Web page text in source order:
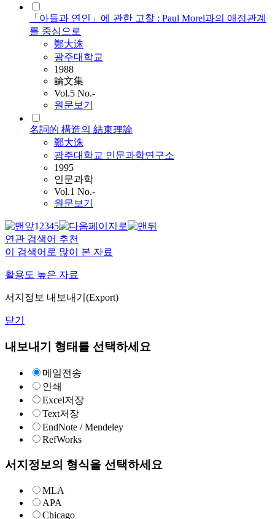
「아들과 연인」에 관한 고찰 : Paul Morel과의 애정관계
를 중심으로
鄭大洙
광주대학교
1988
論文集
Vol.5 No.-
원문보기
名詞的 構造의 結束理論
鄭大洙
광주대학교 인문과학연구소
1995
인문과학
Vol.1 No.-
원문보기
12345
연관 검색어 추천
이 검색어로 많이 본 자료
활용도 높은 자료
서지정보 내보내기(Export)
닫기
내보내기 형태를 선택하세요
메일전송
인쇄
Excel저장
Text저장
EndNote / Mendeley
RefWorks
서지정보의 형식을 선택하세요
MLA
APA
Chicago